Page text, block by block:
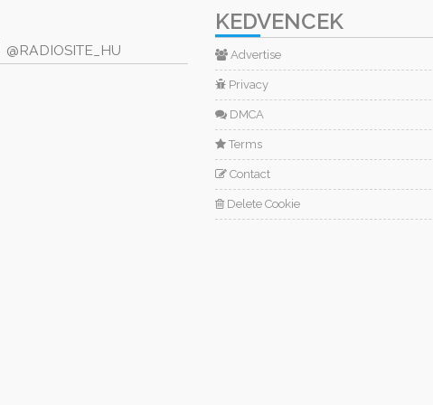
@RADIOSITE_HU
KEDVENCEK
Advertise
Privacy
DMCA
Terms
Contact
Delete Cookie